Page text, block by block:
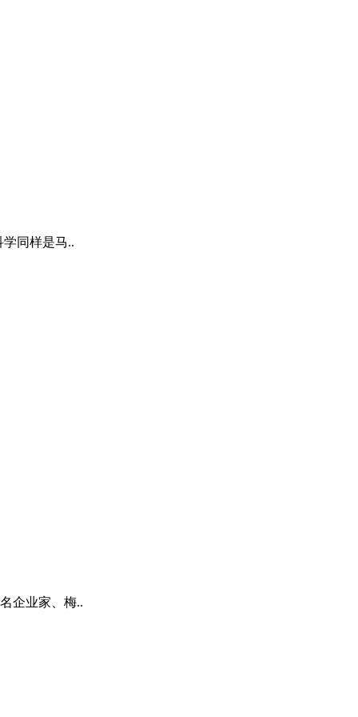
同样是马..
企业家、梅..